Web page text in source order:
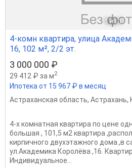
1 из 1
4-комн квартира, улица
16, 102 м², 2/2 эт.
3 000 000 ₽
29 412 ₽ за м2
Ипотека от 15 967 ₽ в месяц
Астраханская область, Астрахань,
4-х комнатная квартира по цене
большая , 101,5 м2 квартира
кирпичного двухэтажного дома.,в
ул.Академика Королёва ,16.
Индивидуальное...